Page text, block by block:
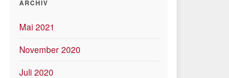
ARCHIV
Mai 2021
November 2020
Juli 2020